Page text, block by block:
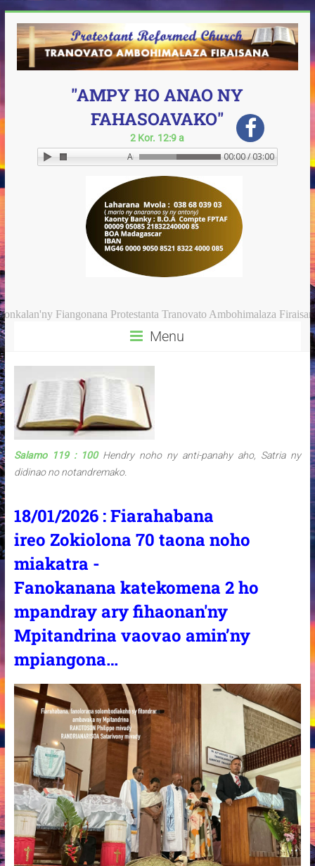
"AMPY HO ANAO NY
FAHASOAVAKO"
2 Kor. 12:9 a
Ampy ho anay ny Fahasoavanao! 00:00 / 03:00
Protestanta Tranovato Ambohimalaza Firaisana. Ho
Menu
Salamo 119 : 100Hendry noho ny anti-panahy aho, Satria ny
didinao no notandremako.
18/01/2026 : Fiarahabana
ireo Zokiolona 70 taona noho
miakatra -
Fanokanana katekomena 2 ho
mpandray ary fihaonan'ny
Mpitandrina vaovao amin’ny
mpiangona…